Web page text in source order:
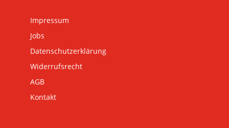
Impressum
Jobs
Datenschutzerklärung
Widerrufsrecht
AGB
Kontakt